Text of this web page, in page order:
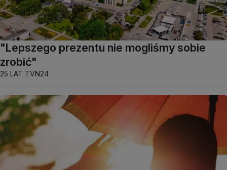
"Lepszego prezentu nie mogliśmy sobie
zrobić"
25 LAT TVN24